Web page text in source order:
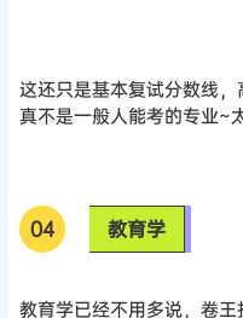
这还只是基本复试分数线，
真不是一般人能考的专业~
04 教育学
教育学已经不用多说，卷